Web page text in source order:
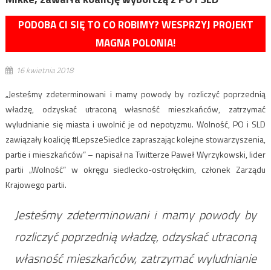
PODOBA CI SIĘ TO CO ROBIMY? WESPRZYJ PROJEKT
MAGNA POLONIA!
16 kwietnia 2018
„Jesteśmy zdeterminowani i mamy powody by rozliczyć poprzednią
władzę, odzyskać utraconą własność mieszkańców, zatrzymać
wyludnianie się miasta i uwolnić je od nepotyzmu. Wolność, PO i SLD
zawiązały koalicję #LepszeSiedlce zapraszając kolejne stowarzyszenia,
partie i mieszkańców” – napisał na Twitterze Paweł Wyrzykowski, lider
partii „Wolność” w okręgu siedlecko-ostrołęckim, członek Zarządu
Krajowego partii.
Jesteśmy zdeterminowani i mamy powody by
rozliczyć poprzednią władzę, odzyskać utraconą
własność mieszkańców, zatrzymać wyludnianie